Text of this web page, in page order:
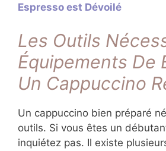
Espresso est Dévoilé
Les Outils
Équipements De
Un Cappuccino
Un cappuccino bien préparé
outils. Si vous êtes un
inquiétez pas. Il existe